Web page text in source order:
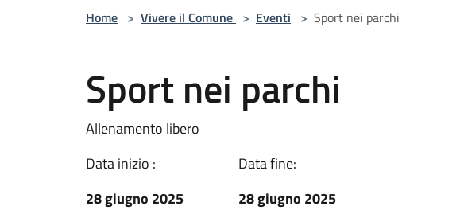
Home > Vivere il Comune > Eventi > Sport nei parchi
Sport nei parchi
Allenamento libero
Data inizio :
28 giugno 2025
Data fine:
28 giugno 2025